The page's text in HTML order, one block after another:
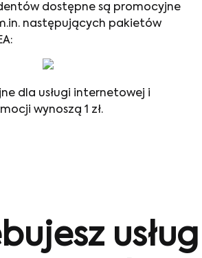
dostępne są promocyjne
następujących pakietów
dla usługi internetowej i
wynoszą 1 zł.
usług